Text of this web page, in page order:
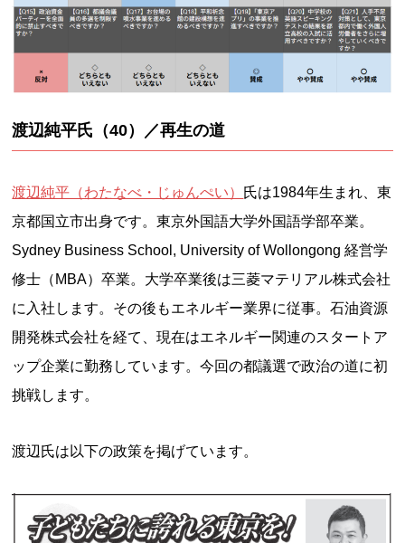
渡辺純平氏（40） ／再生の道
渡辺純平（わたなべ・じゅんぺい） 氏は1984年生まれ、東
京都国立市出身です。東京外国語大学外国語学部卒業。
Sydney Business School, University of Wollongong 経営学
修士（MBA）卒業。大学卒業後は三菱マテリアル株式会社
に入社します。その後もエネルギー業界に従事。石油資源
開発株式会社を経て、現在はエネルギー関連のスタートア
ップ企業に勤務しています。今回の都議選で政治の道に初
挑戦します。
渡辺氏は以下の政策を掲げています。